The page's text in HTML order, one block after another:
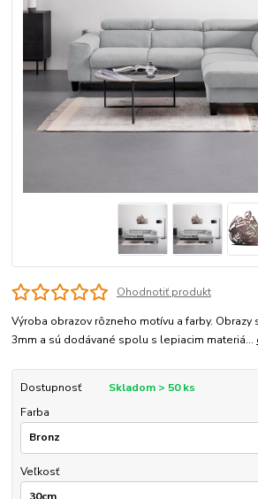
Ohodnotiť produkt
Výroba obrazov rôzneho motívu a farby. Obrazy
3mm a sú dodávané spolu s lepiacim materiá...
Dostupnosť
Skladom > 50 ks
Farba
Veľkosť